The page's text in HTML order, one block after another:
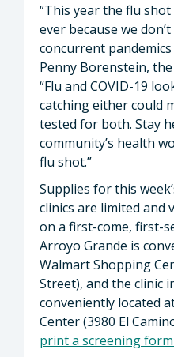
“This year the flu
ever because we
concurrent pandemics
Penny Borenstein,
“Flu and COVID-19
catching either could
tested for both. Stay
community’s health
flu shot.”
Supplies for this
clinics are limited and
on a first-come, first-
Arroyo Grande is
Walmart Shopping
Street), and the clinic
conveniently located
Center (3980 El
print a screening